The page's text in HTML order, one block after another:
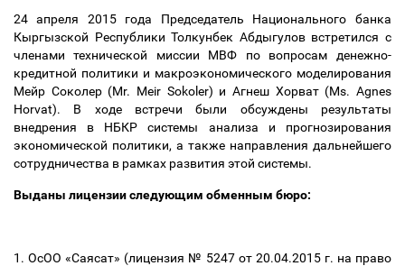
24 апреля 2015 года Председатель Национального банка
Кыргызской Республики Толкунбек Абдыгулов встретился с
членами технической миссии МВФ по вопросам денежно-
кредитной политики и макроэкономического моделирования
Мейр Соколер (Mr. Meir Sokoler) и Агнеш Хорват (Ms. Agnes
Horvat). В ходе встречи были обсуждены результаты
внедрения в НБКР системы анализа и прогнозирования
экономической политики, а также направления дальнейшего
сотрудничества в рамках развития этой системы.
Выданы лицензии следующим обменным бюро:
1. ОсОО «Саясат» (лицензия № 5247 от 20.04.2015 г. на право